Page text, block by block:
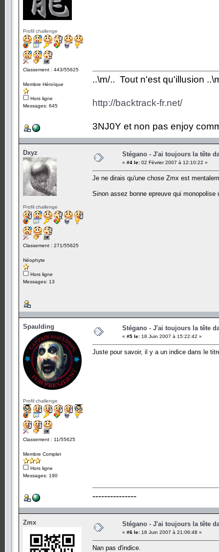
Profil challenge
Classement : 443/55625
Membre Héroïque
Hors ligne
Messages: 645
..\m/.. Tout n'est qu'illusion
http://backtrack-fr.net/
3NJ0Y et non pas enjoy
Dxyz
Profil challenge
Classement : 271/55625
Néophyte
Hors ligne
Messages: 13
Stégano - J'ai toujours la tête
« #4 le: 02 Février 2007 à 12:10:22 »
Je ne dirais qu'une chose Zmx est
Sinon assez bonne epreuve qui monopolise
Spaulding
Profil challenge
Classement : 11/55625
Membre Complet
Hors ligne
Messages: 190
Stégano - J'ai toujours la tête
« #5 le: 18 Juin 2007 à 15:22:42 »
Juste pour savoir, il y a un indice dans le
---------------
Zmx Stégano - J'ai toujours la tête
« #6 le: 18 Juin 2007 à 21:06:48 »
Nan pas d'indice.